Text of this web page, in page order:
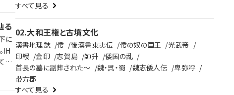
け
キ
る
に
旧
い
すべて見る
02.大和王権と古墳文化
漢書地理誌 倭 後漢書東夷伝 倭の奴の国王
光武帝
印綬
金印 志賀島 帥升
倭国の乱
首長の墓に副葬された～
魏・呉・蜀 魏志倭人伝
卑弥呼
帯方郡
すべて見る